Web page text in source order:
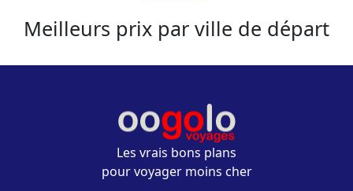
Meilleurs prix par ville de départ
Les vrais bons plans
pour voyager moins cher